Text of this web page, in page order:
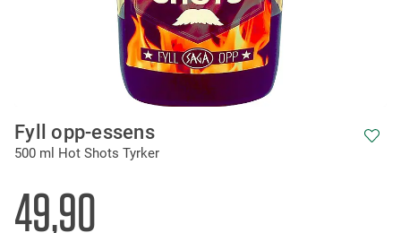
Fyll opp-essens
500 ml Hot Shots Tyrker
49,90
to
the
of
the